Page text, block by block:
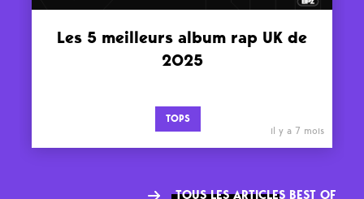
Les 5 meilleurs album rap UK de
2025
TOPS
il y a 7 mois
TOUS LES ARTICLES BEST OF